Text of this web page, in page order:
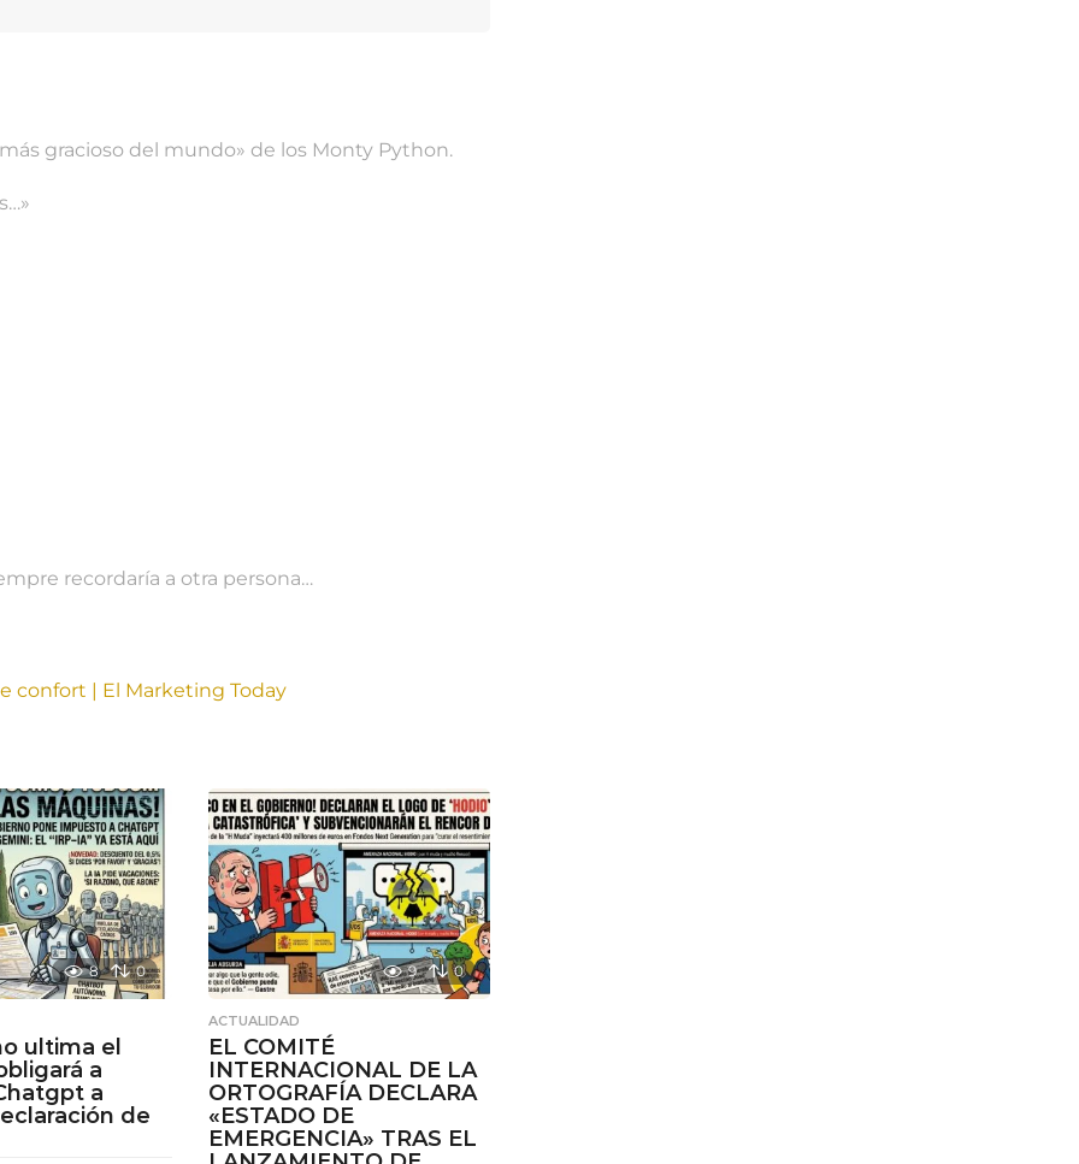
gracioso del mundo» de los Monty Python.
recordaría a otra persona…
confort | El Marketing Today
8 0
ultima el
a
a
de
9 0
ACTUALIDAD
EL COMITÉ
INTERNACIONAL DE LA
ORTOGRAFÍA DECLARA
«ESTADO DE
EMERGENCIA» TRAS EL